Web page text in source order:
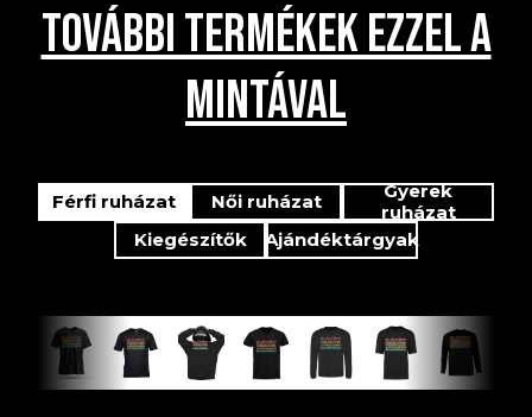
TOVÁBBI TERMÉKEK EZZEL A
MINTÁVAL
Férfi ruházat Női ruházat
Gyerek
ruházat
Kiegészítők
Ajándéktárgyak